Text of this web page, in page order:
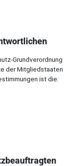
Grundverordnung
der Mitgliedstaaten
ist die: